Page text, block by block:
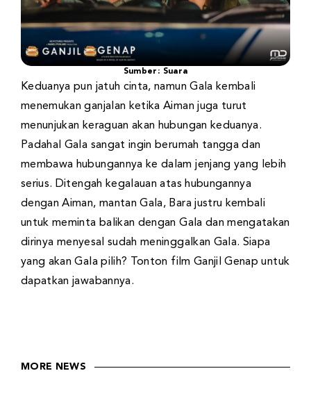
Sumber: Suara
Keduanya pun jatuh cinta, namun Gala kembali
menemukan ganjalan ketika Aiman juga turut
menunjukan keraguan akan hubungan keduanya.
Padahal Gala sangat ingin berumah tangga dan
membawa hubungannya ke dalam jenjang yang lebih
serius. Ditengah kegalauan atas hubungannya
dengan Aiman, mantan Gala, Bara justru kembali
untuk meminta balikan dengan Gala dan mengatakan
dirinya menyesal sudah meninggalkan Gala. Siapa
yang akan Gala pilih? Tonton film Ganjil Genap untuk
dapatkan jawabannya.
MORE NEWS